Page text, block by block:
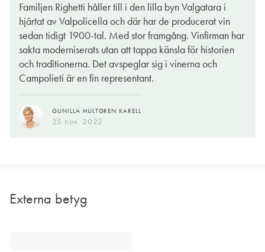
Familjen Righetti håller till i den lilla byn Valgatara i
hjärtat av Valpolicella och där har de producerat vin
sedan tidigt 1900-tal. Med stor framgång. Vinfirman har
sakta moderniserats utan att tappa känsla för historien
och traditionerna. Det avspeglar sig i vinerna och
Campolieti är en fin representant.
GUNILLA HULTGREN KARELL
25 nov. 2022
Externa betyg